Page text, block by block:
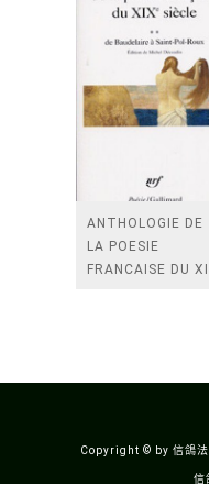
ANTHOLOGIE DE
LA POESIE
FRANCAISE DU
Copyright © by 信鴿
信